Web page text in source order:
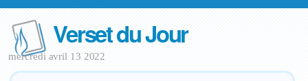
Verset du Jour
mercredi avril 13 2022